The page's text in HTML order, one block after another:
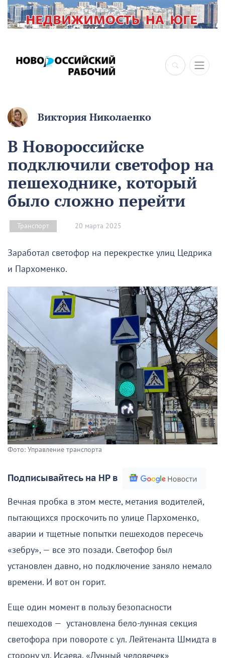
×
Виктория Николаенко
В Новороссийске
подключили светофор на
пешеходнике, который
было сложно перейти
Транспорт 20 марта 2025
Заработал светофор на перекрестке улиц Цедрика
и Пархоменко.
Фото: Управление транспорта
Подписывайтесь на НР в
Вечная пробка в этом месте, метания водителей,
пытающихся проскочить по улице Пархоменко,
аварии и тщетные попытки пешеходов пересечь
«зебру», — все это позади. Светофор был
установлен давно, но подключение заняло немало
времени. И вот он горит.
Еще один момент в пользу безопасности
пешеходов — установлена бело-лунная секция
светофора при повороте с ул. Лейтенанта Шмидта в
сторону ул. Исаева. «Лунный человечек»